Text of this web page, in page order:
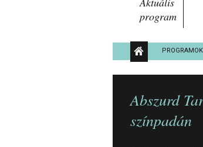
program
PROGRAMOK
KÖZÉRDEKŰ
Abszurd
színpadán